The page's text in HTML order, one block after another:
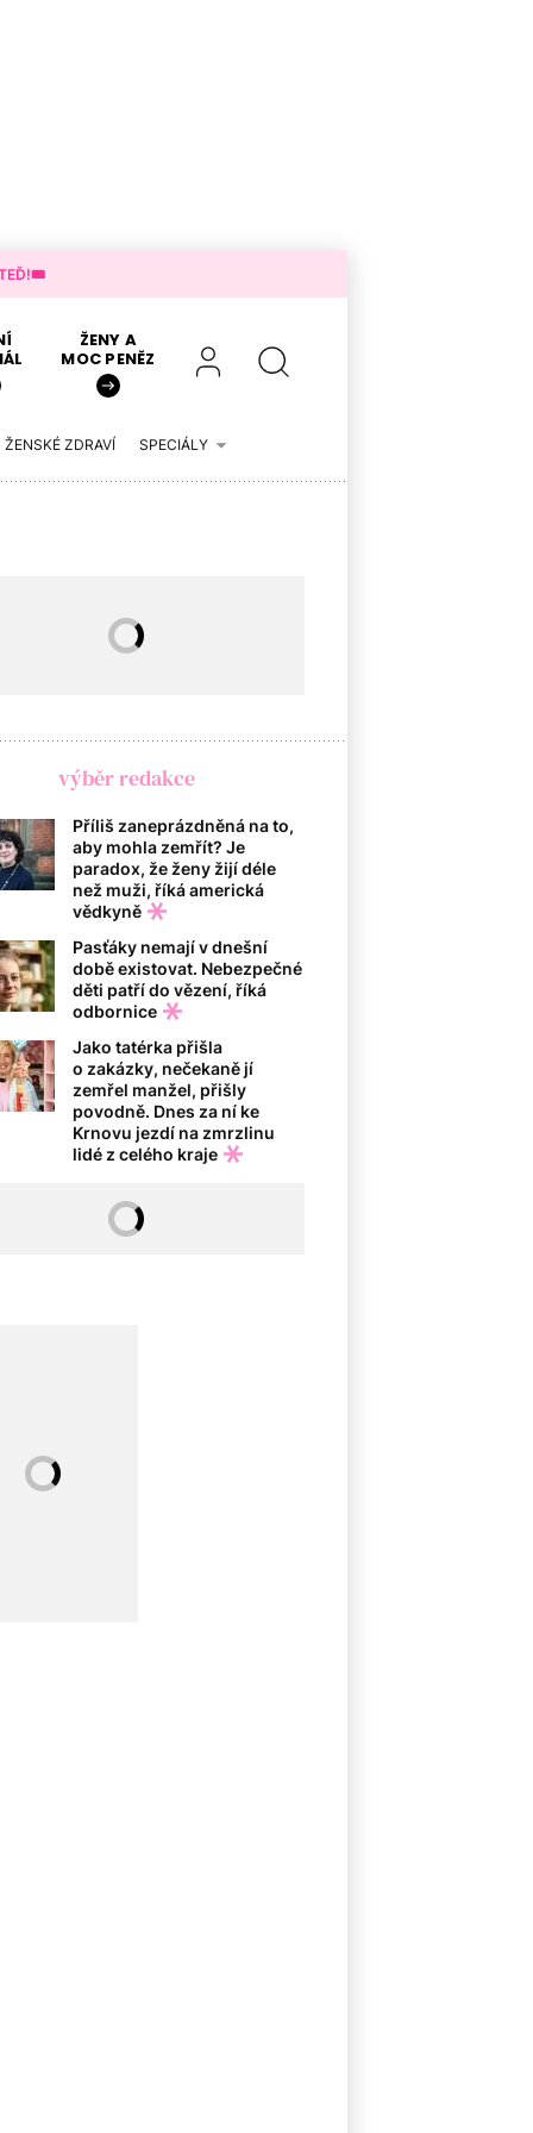
TEĎ!🎟️
ŽENY A
MOC PENĚZ
ŽENSKÉ ZDRAVÍ SPECIÁLY
výběr redakce
Příliš zaneprázdněná na to,
aby mohla zemřít? Je
paradox, že ženy žijí déle
než muži, říká americká
vědkyně
Pasťáky nemají v dnešní
době existovat. Nebezpečné
děti patří do vězení, říká
odbornice
Jako tatérka přišla
o zakázky, nečekaně jí
zemřel manžel, přišly
povodně. Dnes za ní ke
Krnovu jezdí na zmrzlinu
lidé z celého kraje